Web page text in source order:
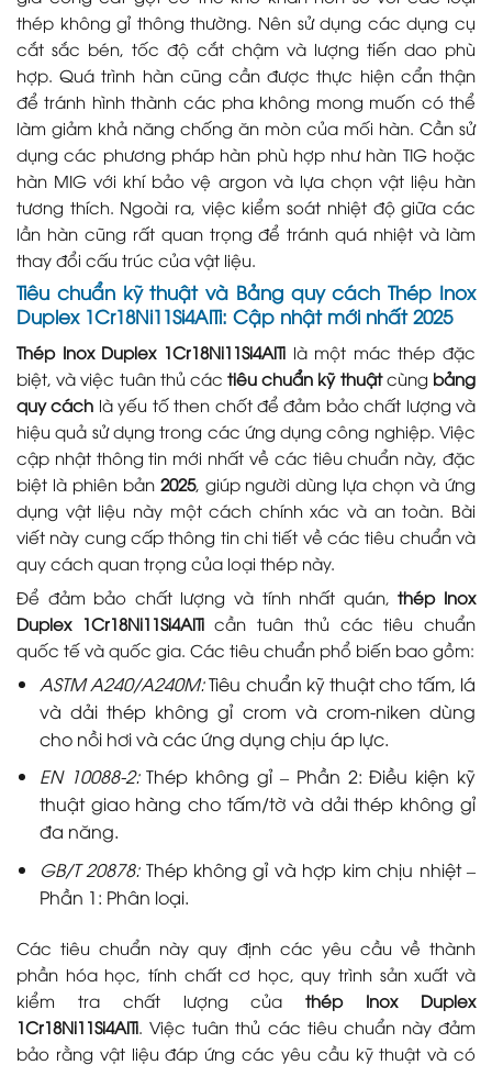
thép không gỉ thông thường. Nên sử dụng các dụng cụ
cắt sắc bén, tốc độ cắt chậm và lượng tiến dao phù
hợp. Quá trình hàn cũng cần được thực hiện cẩn thận
để tránh hình thành các pha không mong muốn có thể
làm giảm khả năng chống ăn mòn của mối hàn. Cần sử
dụng các phương pháp hàn phù hợp như hàn TIG hoặc
hàn MIG với khí bảo vệ argon và lựa chọn vật liệu hàn
tương thích. Ngoài ra, việc kiểm soát nhiệt độ giữa các
lần hàn cũng rất quan trọng để tránh quá nhiệt và làm
thay đổi cấu trúc của vật liệu.
Tiêu chuẩn kỹ thuật và Bảng quy cáchThép Inox
Duplex 1Cr18Ni11Si4AlTi: Cập nhật mới nhất 2025
Thép Inox Duplex 1Cr18Ni11Si4AlTilà một mác thép đặc
biệt, và việc tuân thủ cáctiêu chuẩn kỹ thuậtcùng bảng
quy cách là yếu tố then chốt để đảm bảo chất lượng và
hiệu quả sử dụng trong các ứng dụng công nghiệp. Việc
cập nhật thông tin mới nhất về các tiêu chuẩn này, đặc
biệt là phiên bản 2025, giúp người dùng lựa chọn và ứng
dụng vật liệu này một cách chính xác và an toàn. Bài
viết này cung cấp thông tin chi tiết về các tiêu chuẩn và
quy cách quan trọng của loại thép này.
Để đảm bảo chất lượng và tính nhất quán,thép Inox
Duplex 1Cr18Ni11Si4AlTicần tuân thủ các tiêu chuẩn
quốc tế và quốc gia. Các tiêu chuẩn phổ biến bao gồm:
ASTM A240/A240M:Tiêu chuẩn kỹ thuật cho tấm, lá
và dải thép không gỉ crom và crom-niken dùng
cho nồi hơi và các ứng dụng chịu áp lực.
EN 10088-2:Thép không gỉ – Phần 2: Điều kiện kỹ
thuật giao hàng cho tấm/tờ và dải thép không gỉ
đa năng.
GB/T 20878:Thép không gỉ và hợp kim chịu nhiệt –
Phần 1: Phân loại.
Các tiêu chuẩn này quy định các yêu cầu về thành
phần hóa học, tính chất cơ học, quy trình sản xuất và
kiểm tra chất lượng củathép Inox Duplex
1Cr18Ni11Si4AlTi . Việc tuân thủ các tiêu chuẩn này đảm
bảo rằng vật liệu đáp ứng các yêu cầu kỹ thuật và có